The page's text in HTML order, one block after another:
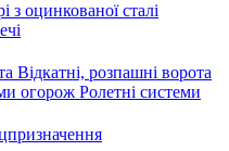
з оцинкованої сталі
Відкатні, розпашні ворота
огорож Ролетні системи